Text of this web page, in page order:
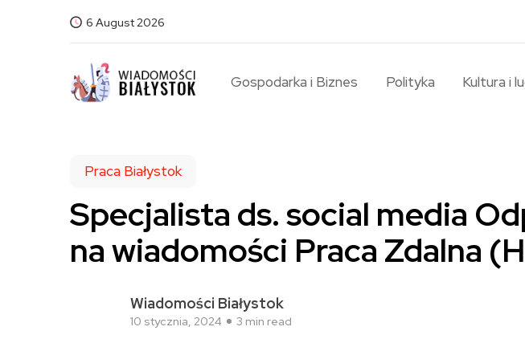
6 August 2026
Gospodarka i Biznes Polityka Kultura i
Praca Białystok
Specjalista ds. social media
na wiadomości Praca Zdalna
Wiadomości Białystok
10 stycznia, 2024 3 min read